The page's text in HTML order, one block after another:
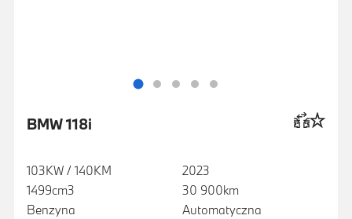
BMW 118i
103KW / 140KM
1499cm3
Benzyna
2023
30 900km
Automatyczna